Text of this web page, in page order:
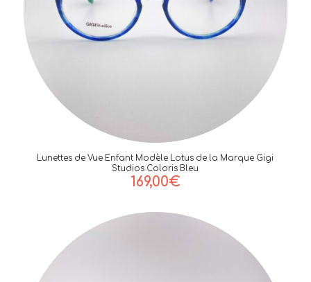
Lunettes de Vue Enfant Modèle Lotus de la Marque Gigi
Studios Coloris Bleu
169,00€